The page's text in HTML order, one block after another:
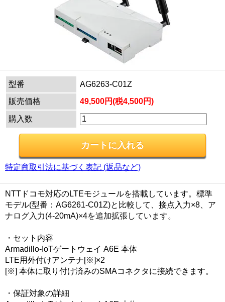
型番
AG6263-C01Z
販売価格
49,500円(税4,500円)
購入数
特定商取引法に基づく表記 (返品など)
NTTドコモ対応のLTEモジュールを搭載しています。標準
モデル(型番：AG6261-C01Z)と比較して、接点入力×8、ア
ナログ入力(4-20mA)×4を追加拡張しています。
・セット内容
Armadillo-IoTゲートウェイ A6E 本体
LTE用外付けアンテナ[※]×2
[※] 本体に取り付け済みのSMAコネクタに接続できます。
・保証対象の詳細